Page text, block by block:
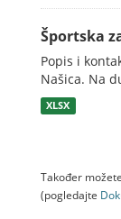
Športska
Popis i
Našica. Na
XLSX
Također
(pogledajte